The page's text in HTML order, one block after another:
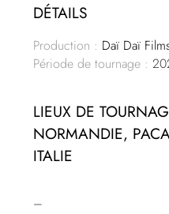
DÉTAILS
Production : Daï Daï
Période de tournage :
LIEUX DE
NORMANDIE,
ITALIE
–